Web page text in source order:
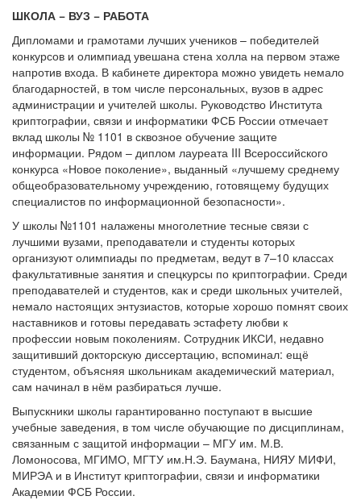
ШКОЛА − ВУЗ − РАБОТА
Дипломами и грамотами лучших учеников – победителей
конкурсов и олимпиад увешана стена холла на первом этаже
напротив входа. В кабинете директора можно увидеть немало
благодарностей, в том числе персональных, вузов в адрес
администрации и учителей школы. Руководство Института
криптографии, связи и информатики ФСБ России отмечает
вклад школы № 1101 в сквозное обучение защите
информации. Рядом – диплом лауреата III Всероссийского
конкурса «Новое поколение», выданный «лучшему среднему
общеобразовательному учреждению, готовящему будущих
специалистов по информационной безопасности».
У школы №1101 налажены многолетние тесные связи с
лучшими вузами, преподаватели и студенты которых
организуют олимпиады по предметам, ведут в 7–10 классах
факультативные занятия и спецкурсы по криптографии. Среди
преподавателей и студентов, как и среди школьных учителей,
немало настоящих энтузиастов, которые хорошо помнят своих
наставников и готовы передавать эстафету любви к
профессии новым поколениям. Сотрудник ИКСИ, недавно
защитивший докторскую диссертацию, вспоминал: ещё
студентом, объясняя школьникам академический материал,
сам начинал в нём разбираться лучше.
Выпускники школы гарантированно поступают в высшие
учебные заведения, в том числе обучающие по дисциплинам,
связанным с защитой информации – МГУ им. М.В.
Ломоносова, МГИМО, МГТУ им.Н.Э. Баумана, НИЯУ МИФИ,
МИРЭА и в Институт криптографии, связи и информатики
Академии ФСБ России.